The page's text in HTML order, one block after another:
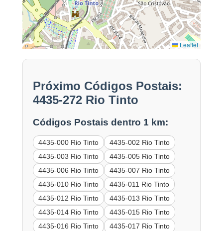
Leaflet
Próximo Códigos Postais:
4435-272 Rio Tinto
Códigos Postais dentro 1 km:
4435-000 Rio Tinto
4435-002 Rio Tinto
4435-003 Rio Tinto
4435-005 Rio Tinto
4435-006 Rio Tinto
4435-007 Rio Tinto
4435-010 Rio Tinto
4435-011 Rio Tinto
4435-012 Rio Tinto
4435-013 Rio Tinto
4435-014 Rio Tinto
4435-015 Rio Tinto
4435-016 Rio Tinto
4435-017 Rio Tinto